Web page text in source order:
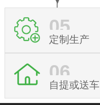
05
定制生产
06
自提或送车